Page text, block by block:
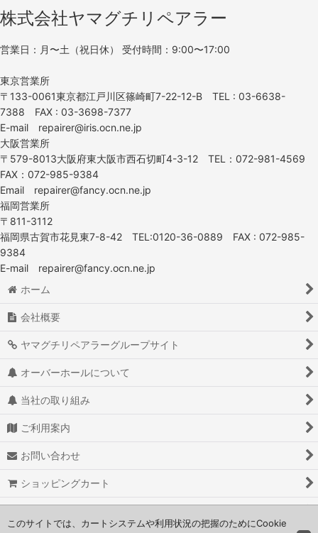
株式会社ヤマグチリペアラー
営業日：月〜土（祝日休） 受付時間：9:00〜17:00
東京営業所
〒133-0061東京都江戸川区篠崎町7-22-12-B TEL : 03-6638-
7388 FAX : 03-3698-7377
E-mail repairer@iris.ocn.ne.jp
大阪営業所
〒579-8013大阪府東大阪市西石切町4-3-12 TEL：072-981-4569
FAX：072-985-9384
Email repairer@fancy.ocn.ne.jp
福岡営業所
〒811-3112
福岡県古賀市花見東7-8-42 TEL:0120-36-0889 FAX : 072-985-
9384
E-mail repairer@fancy.ocn.ne.jp
ホーム
会社概要
ヤマグチリペアラーグループサイト
オーバーホールについて
当社の取り組み
ご利用案内
お問い合わせ
ショッピングカート
このサイトでは、カートシステムや利用状況の把握のためにCookie